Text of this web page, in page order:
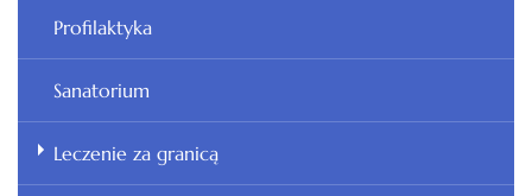
Profilaktyka
Sanatorium
Leczenie za granicą